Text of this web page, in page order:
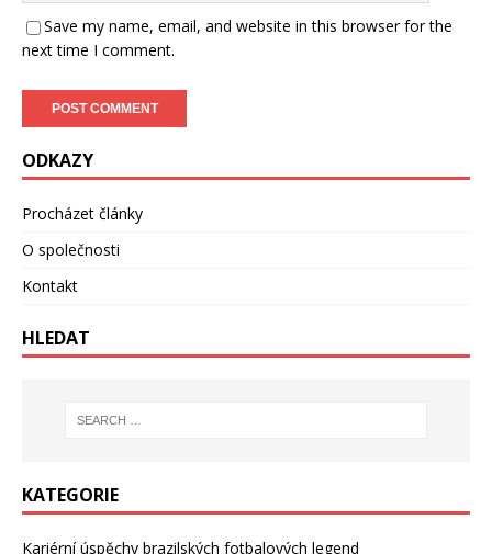
Save my name, email, and website in this browser for the
next time I comment.
ODKAZY
Procházet články
O společnosti
Kontakt
HLEDAT
KATEGORIE
Kariérní úspěchy brazilských fotbalových legend